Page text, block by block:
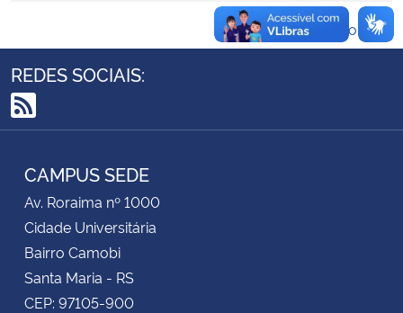
Ministério da Mulher, da Família e dos Direitos Humanos
Secretaria-Geral
Secretaria de Governo
Gabinete de Segurança Institucional
Advocacia-Geral da União
Banco Central do Brasil
Voltar ao topo
REDES SOCIAIS:
RSS
CAMPUS SEDE
Av. Roraima nº 1000
Cidade Universitária
Bairro Camobi
Santa Maria - RS
CEP: 97105-900